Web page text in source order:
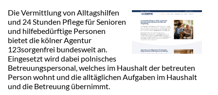
Die Vermittlung von Alltagshilfen
und 24 Stunden Pflege für Senioren
und hilfebedürftige Personen
bietet die kölner Agentur
123sorgenfrei bundesweit an.
Eingesetzt wird dabei polnisches
Betreuungspersonal, welches im Haushalt der betreuten
Person wohnt und die alltäglichen Aufgaben im Haushalt
und die Betreuung übernimmt.